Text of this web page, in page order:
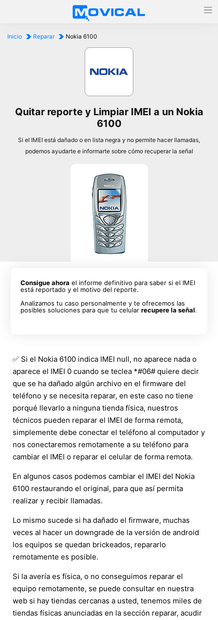
Inicio Reparar Nokia 6100
Quitar reporte y Limpiar IMEI a un Nokia
6100
Si el IMEI está dañado o en lista negra y no permite hacer llamadas,
podemos ayudarte e informarte sobre cómo recuperar la señal
Consigue ahora el informe definitivo para saber si el IMEI
está reportado y el motivo del reporte.
Analizamos tu caso personalmente y te ofrecemos las
posibles soluciones para que tu celularrecupere la señal.
✅ Si el Nokia 6100 indica IMEI null, no aparece nada o
aparece el IMEI 0 cuando se teclea *#06# quiere decir
que se ha dañado algún archivo en el firmware del
teléfono y se necesita reparar, en este caso no tiene
porqué llevarlo a ninguna tienda física, nuestros
técnicos pueden reparar el IMEI de forma remota,
simplemente debe conectar el teléfono al computador y
nos conectaremos remotamente a su teléfono para
cambiar el IMEI o reparar el celular de forma remota.
En algunos casos podemos cambiar el IMEI del Nokia
6100 restaurando el original, para que así permita
realizar y recibir llamadas.
Lo mismo sucede si ha dañado el firmware, muchas
veces al hacer un downgrade de la versión de android
los equipos se quedan brickeados, repararlo
remotamente es posible.
Si la avería es física, o no conseguimos reparar el
equipo remotamente, se puede consultar en nuestra
web si hay tiendas cercanas a usted, tenemos miles de
tiendas físicas anunciadas en la sección reparar, acudir